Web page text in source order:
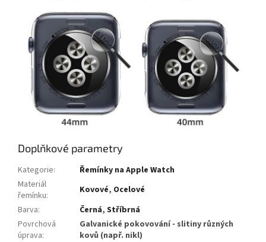
Doplňkové parametry
Kategorie:
Řemínky na Apple Watch
Materiál
řemínku: Kovové, Ocelové
Barva: Černá, Stříbrná
Povrchová
úprava:
Galvanické pokovování - slitiny různých
kovů (např. nikl)